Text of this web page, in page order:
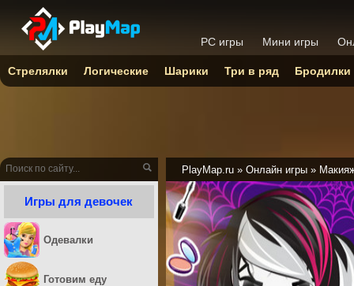
PlayMap.ru » Онлайн игры »
Игры для девочек
Одевалки
Готовим еду
PC игры Мини игры
Стрелялки Логические Шарики Три в ряд Бродилки